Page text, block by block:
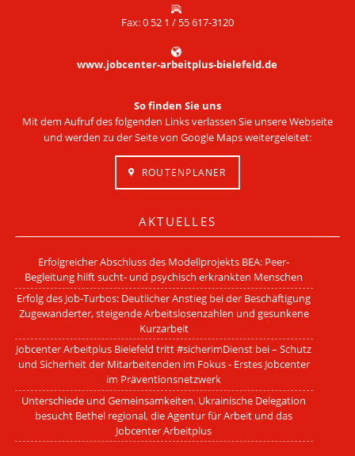
Fax: 0 52 1 / 55 617-3120
www.jobcenter-arbeitplus-bielefeld.de
So finden Sie uns
Mit dem Aufruf des folgenden Links verlassen Sie unsere Webseite
und werden zu der Seite von Google Maps weitergeleitet:
ROUTENPLANER
AKTUELLES
Erfolgreicher Abschluss des Modellprojekts BEA: Peer-
Begleitung hilft sucht- und psychisch erkrankten Menschen
Erfolg des Job-Turbos: Deutlicher Anstieg bei der Beschäftigung
Zugewanderter, steigende Arbeitslosenzahlen und gesunkene
Kurzarbeit
Jobcenter Arbeitplus Bielefeld tritt #sicherimDienst bei – Schutz
und Sicherheit der Mitarbeitenden im Fokus - Erstes Jobcenter
im Präventionsnetzwerk
Unterschiede und Gemeinsamkeiten. Ukrainische Delegation
besucht Bethel regional, die Agentur für Arbeit und das
Jobcenter Arbeitplus